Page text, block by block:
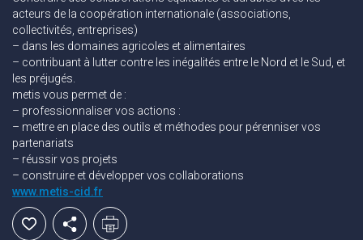
acteurs de la coopération internationale (associations,
collectivités, entreprises)
– dans les domaines agricoles et alimentaires
– contribuant à lutter contre les inégalités entre le Nord et le Sud, et
les préjugés.
metis vous permet de :
– professionnaliser vos actions :
– mettre en place des outils et méthodes pour pérenniser vos
partenariats
– réussir vos projets
– construire et développer vos collaborations
www.metis-cid.fr